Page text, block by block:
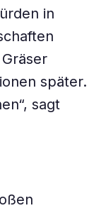
in
später.
sagt